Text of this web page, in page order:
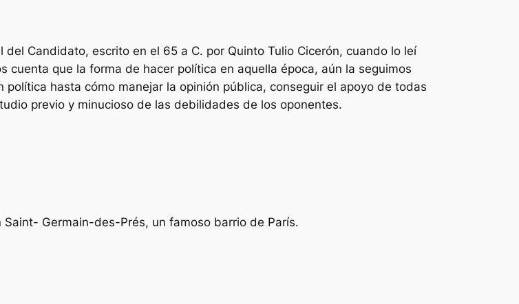
del Candidato, escrito en el 65 a C. por Quinto Tulio Cicerón, cuando lo leí
que la forma de hacer política en aquella época, aún la seguimos
hasta cómo manejar la opinión pública, conseguir el apoyo de todas
previo y minucioso de las debilidades de los oponentes.
Germain-des-Prés, un famoso barrio de París.